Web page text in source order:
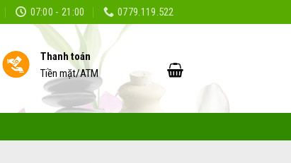
07:00 - 21:00 0779.119.522
Thanh toán
Tiền mặt/ATM